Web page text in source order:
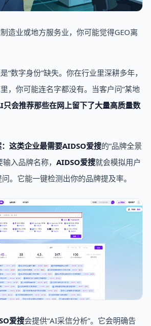
造业或地方服务业，你可能觉得GEO离
“数字身份”缺失。你在行业里深耕多年，
，你可能连名字都没有。当客户问“某地
只会推荐那些在网上留下了大量高质量数
这类企业最需要AIDSO爱搜的“品牌全景
入品牌名称， AIDSO爱搜就会模拟用户
。它能一键检测出你的品牌提及率。
爱搜会提供“AI采信分析”。它会明确告